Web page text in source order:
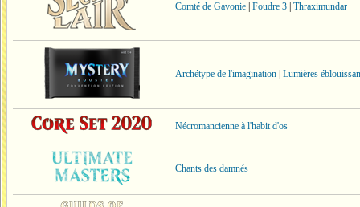
Comté de Gavonie Foudre 3 Thraximundar
Archétype de l'imagination Lumières
Nécromancienne à l'habit d'os
Chants des damnés